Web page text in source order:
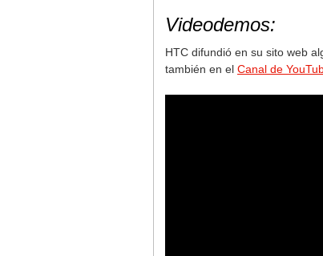
Videodemos:
HTC difundió en su sito web
también en el Canal de